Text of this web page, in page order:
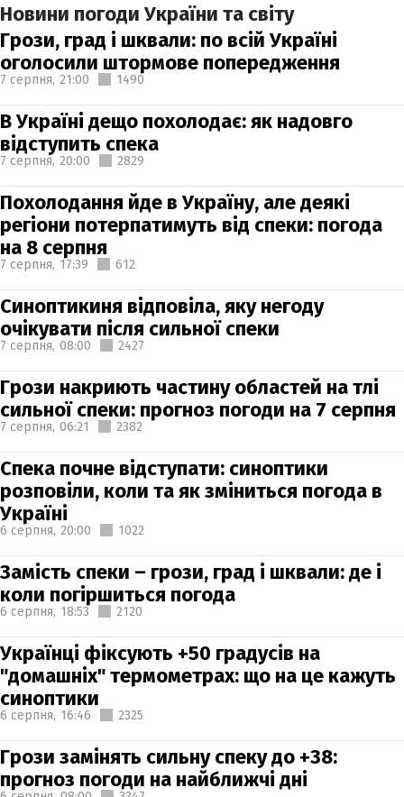
Новини погоди України та світу
Грози, град і шквали: по всій Україні
оголосили штормове попередження
7 серпня, 21:00 1490
В Україні дещо похолодає: як надовго
відступить спека
7 серпня, 20:00 2829
Похолодання йде в Україну, але деякі
регіони потерпатимуть від спеки: погода
на 8 серпня
7 серпня, 17:39 612
Синоптикиня відповіла, яку негоду
очікувати після сильної спеки
7 серпня, 08:00 2427
Грози накриють частину областей на тлі
сильної спеки: прогноз погоди на 7 серпня
7 серпня, 06:21 2382
Спека почне відступати: синоптики
розповіли, коли та як зміниться погода в
Україні
6 серпня, 20:00 1022
Замість спеки – грози, град і шквали: де і
коли погіршиться погода
6 серпня, 18:53 2120
Українці фіксують +50 градусів на
"домашніх" термометрах: що на це кажуть
синоптики
6 серпня, 16:46 2325
Грози замінять сильну спеку до +38:
прогноз погоди на найближчі дні